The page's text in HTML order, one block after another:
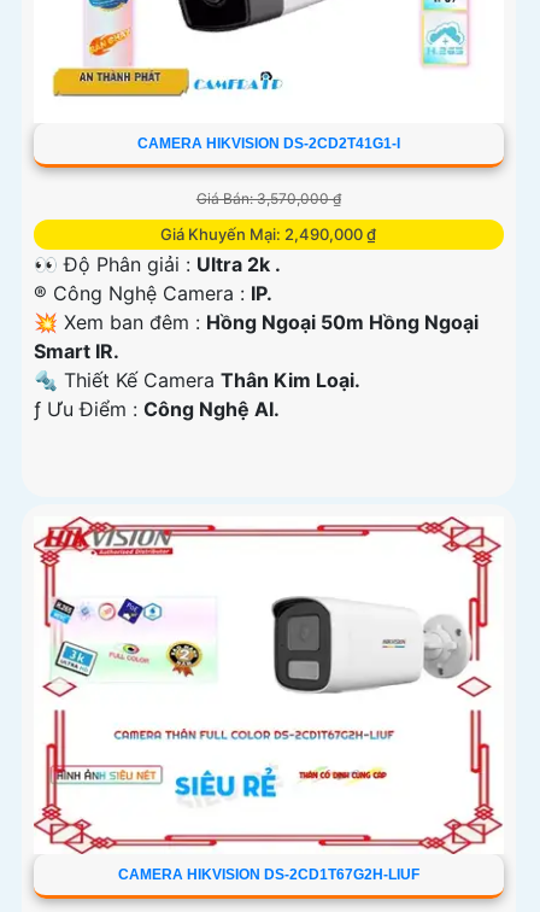
CAMERA HIKVISION DS-2CD2T41G1-I
Giá Bán: 3,570,000 ₫
Giá Khuyến Mại: 2,490,000 ₫
👀 Độ Phân giải : Ultra 2k .
®️ Công Nghệ Camera : IP.
💥 Xem ban đêm : Hồng Ngoại 50m Hồng Ngoại
Smart IR.
🔩 Thiết Kế Camera Thân Kim Loại.
️ƒ Ưu Điểm : Công Nghệ AI.
CAMERA HIKVISION DS-2CD1T67G2H-LIUF